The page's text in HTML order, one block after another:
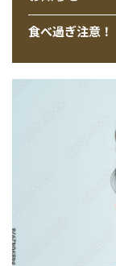
食べ過ぎ注意